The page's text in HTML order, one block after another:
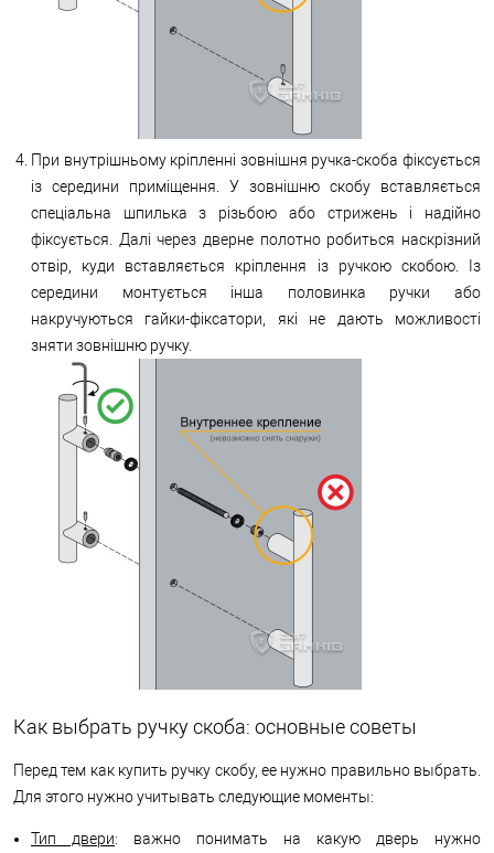
При внутрішньому кріпленні зовнішня ручка-скоба фіксується
із середини приміщення. У зовнішню скобу вставляється
спеціальна шпилька з різьбою або стрижень і надійно
фіксується. Далі через дверне полотно робиться наскрізний
отвір, куди вставляється кріплення із ручкою скобою. Із
середини монтується інша половинка ручки або
накручуються гайки-фіксатори, які не дають можливості
зняти зовнішню ручку.
Как выбрать ручку скоба: основные советы
Перед тем как купить ручку скобу, ее нужно правильно выбрать.
Для этого нужно учитывать следующие моменты:
Тип двери: важно понимать на какую дверь нужно